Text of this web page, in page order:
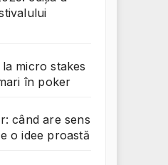
micro stakes
în poker
când are sens
o idee proastă